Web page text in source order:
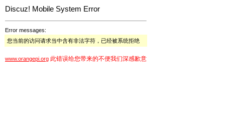
Discuz! Mobile System Error
Error messages:
您当前的访问请求当中含有非法字符，已经被系统拒绝
www.orangepi.org 此错误给您带来的不便我们深感歉意